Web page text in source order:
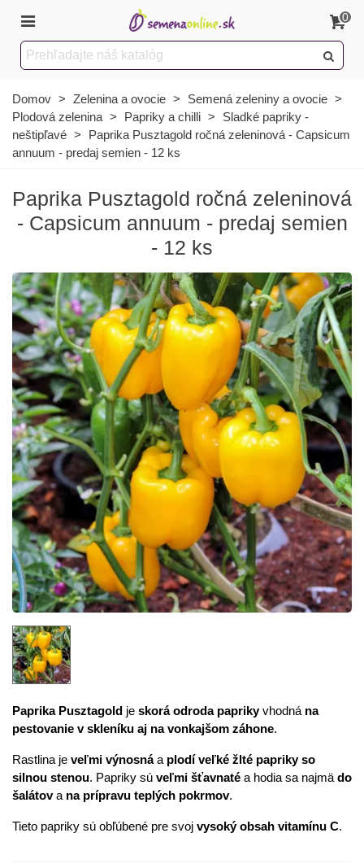
0
Domov > Zelenina a ovocie > Semená zeleniny a ovocie >
Plodová zelenina > Papriky a chilli >
Sladké papriky -
neštipľavé >
Paprika Pusztagold ročná zeleninová - Capsicum
annuum - predaj semien - 12 ks
Paprika Pusztagold ročná zeleninová
- Capsicum annuum - predaj semien
- 12 ks
Paprika Pusztagold je skorá odroda paprikyvhodná na
pestovanie v skleníku aj na vonkajšom záhone.
Rastlina je veľmi výnosnáa plodí veľké žlté papriky so
silnou stenou. Papriky sú veľmi šťavnaté a hodia sa najmä do
šalátova na prípravu teplých pokrmov.
Tieto papriky sú obľúbené pre svoj vysoký obsah vitamínu C.